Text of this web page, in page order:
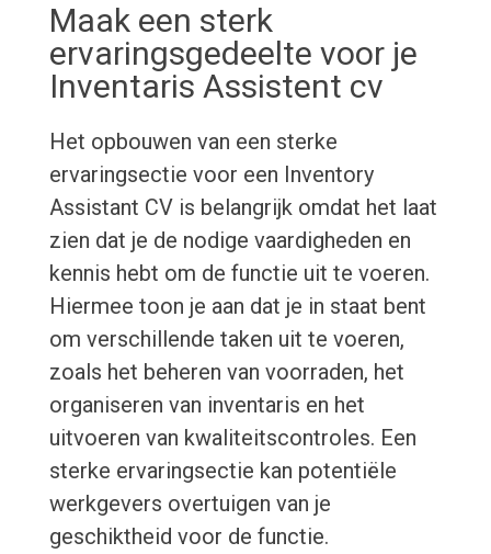
Maak een sterk
ervaringsgedeelte voor je
Inventaris Assistent cv
Het opbouwen van een sterke
ervaringsectie voor een Inventory
Assistant CV is belangrijk omdat het laat
zien dat je de nodige vaardigheden en
kennis hebt om de functie uit te voeren.
Hiermee toon je aan dat je in staat bent
om verschillende taken uit te voeren,
zoals het beheren van voorraden, het
organiseren van inventaris en het
uitvoeren van kwaliteitscontroles. Een
sterke ervaringsectie kan potentiële
werkgevers overtuigen van je
geschiktheid voor de functie.